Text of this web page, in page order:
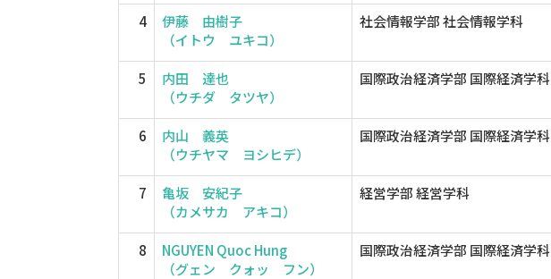
4
伊藤 由樹子
（イトウ ユキコ）
社会情報学部 社会情報学科
5
内田 達也
（ウチダ タツヤ）
国際政治経済学部 国際経済学科
6
内山 義英
（ウチヤマ ヨシヒデ）
国際政治経済学部 国際経済学科
7
亀坂 安紀子
（カメサカ アキコ）
経営学部 経営学科
8
NGUYEN Quoc Hung
（グェン クォッ フン）
国際政治経済学部 国際経済学科